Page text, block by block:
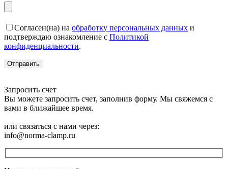
Согласен(на) на обработку персональных данных и
подтверждаю ознакомление с Политикой
конфиденциальности.
Запросить счет
Вы можете запросить счет, заполнив форму. Мы свяжемся с
вами в ближайшее время.
или связаться с нами через:
info@norma-clamp.ru